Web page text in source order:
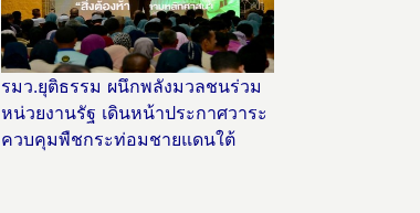
รมว.ยุติธรรม ผนึกพลังมวลชนร่วม
หน่วยงานรัฐ เดินหน้าประกาศวาระ
ควบคุมพืชกระท่อมชายแดนใต้